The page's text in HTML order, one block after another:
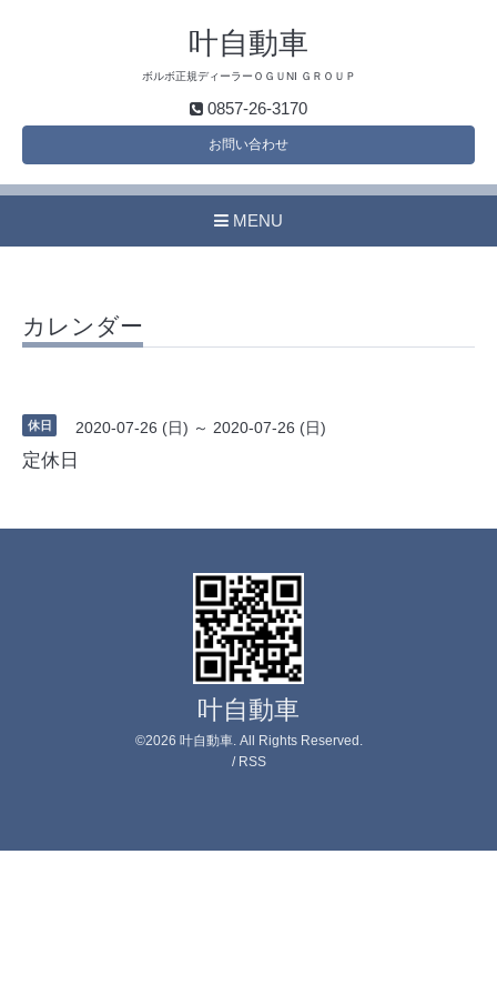
叶自動車
ボルボ正規ディーラーＯＧＵNI ＧＲＯＵＰ
0857-26-3170
お問い合わせ
MENU
カレンダー
休日 2020-07-26 (日) ～ 2020-07-26 (日)
定休日
叶自動車
©2026 叶自動車. All Rights Reserved.
/ RSS